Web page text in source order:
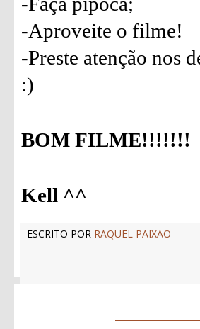
-Aproveite o filme!
-Preste atenção nos
:)
BOM FILME!!!!!!!
Kell ^^
ESCRITO POR RAQUEL PAIXAO